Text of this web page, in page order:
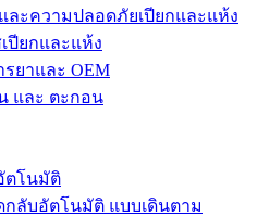
ะความปลอดภัยเปียกและแห้ง
ปียกและแห้ง
ยาและ OEM
และ ตะกอน
ตโนมัติ
กลับอัตโนมัติ แบบเดินตาม